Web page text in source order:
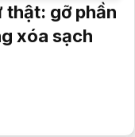
gỡ phần
xóa sạch